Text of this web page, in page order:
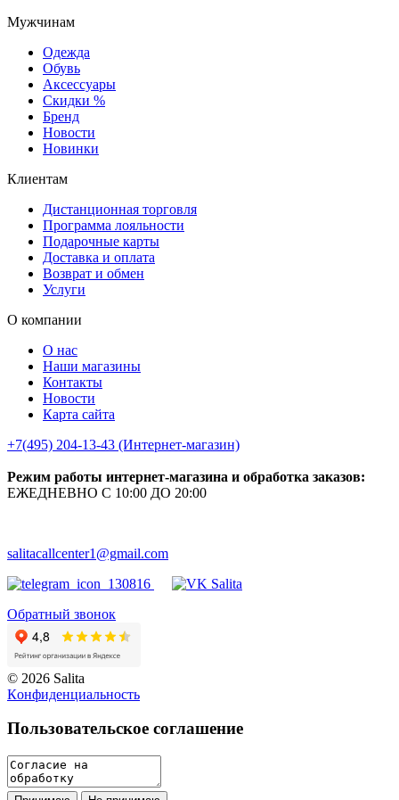
Мужчинам
Одежда
Обувь
Аксессуары
Скидки %
Бренд
Новости
Новинки
Клиентам
Дистанционная торговля
Программа лояльности
Подарочные карты
Доставка и оплата
Возврат и обмен
Услуги
О компании
О нас
Наши магазины
Контакты
Новости
Карта сайта
+7(495) 204-13-43 (Интернет-магазин)
Режим работы интернет-магазина и обработка заказов:
ЕЖЕДНЕВНО С 10:00 ДО 20:00
salitacallcenter1@gmail.com
Обратный звонок
© 2026 Salita
Кoнфидeнциaльнoсть
Пользовательское соглашение